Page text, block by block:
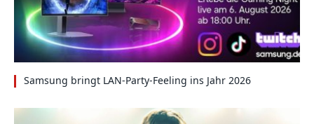
Samsung bringt LAN-Party-Feeling ins Jahr 2026